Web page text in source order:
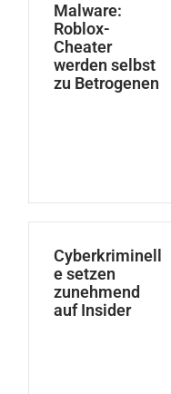
Malware:
Roblox-
Cheater
werden selbst
zu Betrogenen
Cyberkriminell
e setzen
zunehmend
auf Insider